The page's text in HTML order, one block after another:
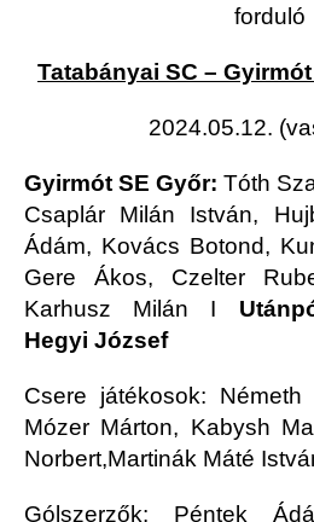
forduló
Tatabányai SC –
2024.05.12.
Gyirmót SE Győr: Tóth
Csaplár Milán István,
Ádám, Kovács Botond,
Gere Ákos, Czelter
Karhusz Milán I
Hegyi József
Csere játékosok:
Mózer Márton, Kabysh
Norbert,Martinák Máté
Gólszerzők: Péntek